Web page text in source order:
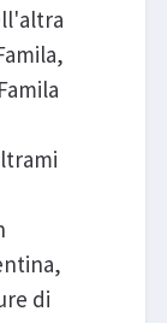
di